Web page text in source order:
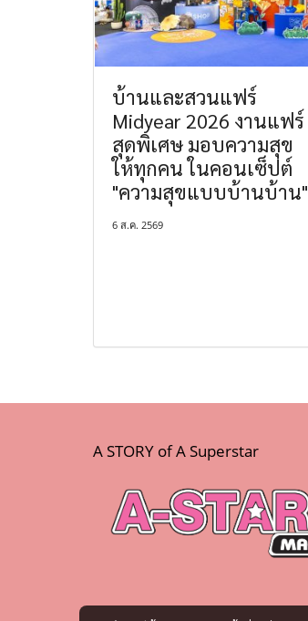
บ้านและสวนแฟร์
Midyear 2026 งานแฟร์
สุดพิเศษ มอบความสุข
ให้ทุกคน ในคอนเซ็ปต์
"ความสุขแบบบ้านบ้าน"
6 ส.ค. 2569
A STORY of A Superstar